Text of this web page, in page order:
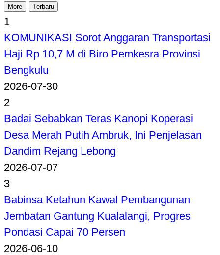
More Terbaru
1
KOMUNIKASI Sorot Anggaran Transportasi
Haji Rp 10,7 M di Biro Pemkesra Provinsi
Bengkulu
2026-07-30
2
Badai Sebabkan Teras Kanopi Koperasi
Desa Merah Putih Ambruk, Ini Penjelasan
Dandim Rejang Lebong
2026-07-07
3
Babinsa Ketahun Kawal Pembangunan
Jembatan Gantung Kualalangi, Progres
Pondasi Capai 70 Persen
2026-06-10